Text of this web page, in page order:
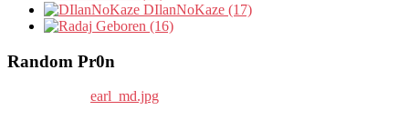
DIlanNoKaze (17)
Geboren (16)
Random Pr0n